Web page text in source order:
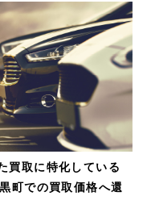
買取に特化している
町での買取価格へ還